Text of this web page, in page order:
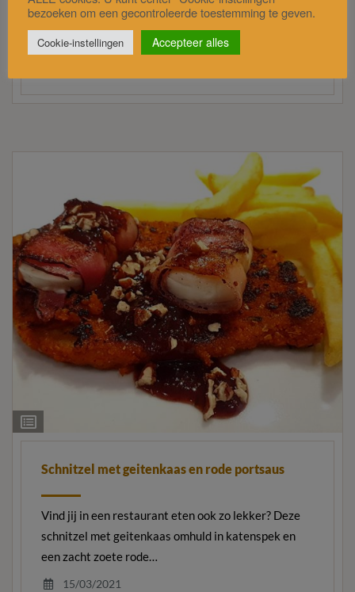
kip of schnitzels en…
15/03/2021
Ingrediëntenlijst
Schnitzel met geitenkaas en rode portsaus
Vind jij in een restaurant eten ook zo lekker? Deze
schnitzel met geitenkaas omhuld in katenspek en
een zacht zoete rode…
15/03/2021
bezoeken om een gecontroleerde toestemming te geven.
Cookie-instellingen Accepteer alles